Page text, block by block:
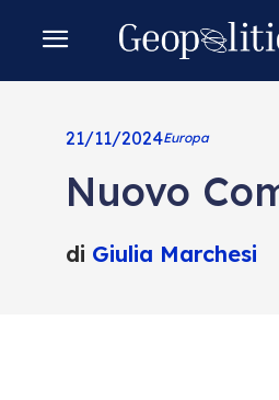
21/11/2024Europa
Nuovo
di Giulia Marchesi